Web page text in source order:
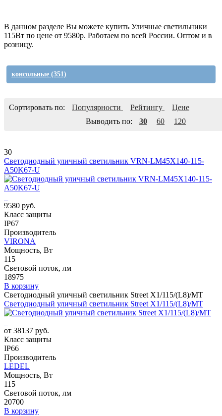
В данном разделе Вы можете купить Уличные светильники
115Вт по цене от 9580р. Работаем по всей России. Оптом и в
розницу.
консольные (351)
Сортировать по: Популярности Рейтингу
Цене
Выводить по:
30 60 120
30
Светодиодный уличный светильник VRN-LM45X140-115-
A50K67-U
9580 руб.
Класс защиты
IP67
Производитель
VIRONA
Мощность, Вт
115
Световой поток, лм
18975
В корзину
Светодиодный уличный светильник Street X1/115/(L8)/MT
Светодиодный уличный светильник Street X1/115/(L8)/MT
от 38137 руб.
Класс защиты
IP66
Производитель
LEDEL
Мощность, Вт
115
Световой поток, лм
20700
В корзину